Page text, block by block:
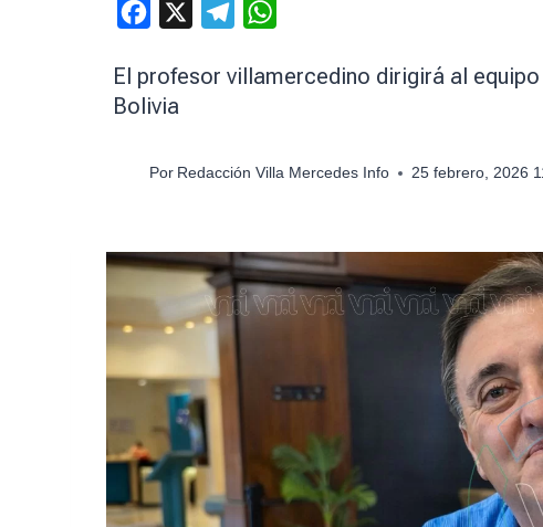
Facebook Telegram
El profesor villamercedino dirigirá al
Bolivia
Por Redacción Villa Mercedes Info 25 febrero, 2026